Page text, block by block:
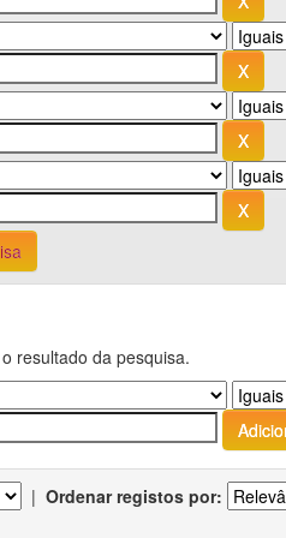
resultado da pesquisa.
| Ordenar registos por: